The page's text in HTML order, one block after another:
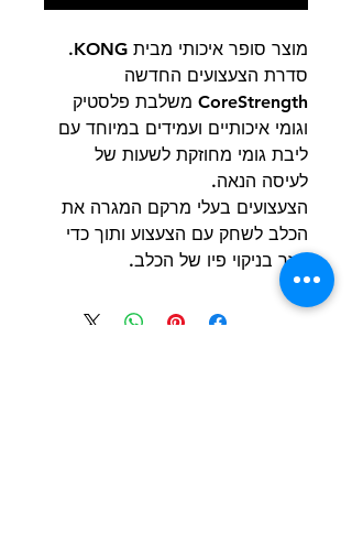
מוצר סופר איכותי מבית KONG.
סדרת הצעצועים החדשה
CoreStrength משלבת פלסטיק
וגומי איכותיים ועמידים במיוחד עם
ליבת גומי מחוזקת לשעות של
לעיסה הנאה.
הצעצועים בעלי מרקם המגרה את
הכלב לשחק עם הצעצוע ותוך כדי
עוזר בניקוי פיו של הכלב.